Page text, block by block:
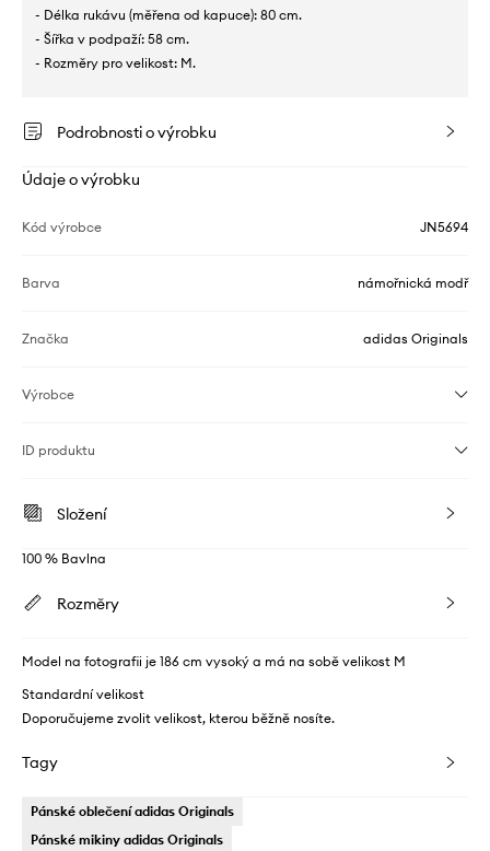
- Délka rukávu (měřena od kapuce): 80 cm.
- Šířka v podpaží: 58 cm.
- Rozměry pro velikost: M.
Podrobnosti o výrobku
Údaje o výrobku
Kód výrobce JN5694
Barva námořnická modř
Značka adidas Originals
Výrobce
ID produktu
Složení
100 % Bavlna
Rozměry
Model na fotografii je 186 cm vysoký a má na sobě velikost M
Standardní velikost
Doporučujeme zvolit velikost, kterou běžně nosíte.
Tagy
Pánské oblečení adidas Originals
Pánské mikiny adidas Originals